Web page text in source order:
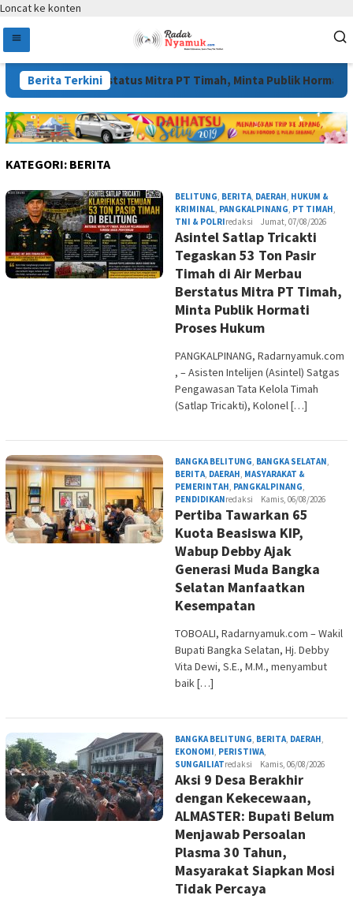
Loncat ke konten
Berita Terkini
Berstatus Mitra PT Timah, Minta Publik Hormati Proses
KATEGORI: BERITA
BELITUNG, BERITA, DAERAH, HUKUM &
KRIMINAL, PANGKALPINANG, PT TIMAH,
TNI & POLRIredaksi Jumat, 07/08/2026
Asintel Satlap Tricakti
Tegaskan 53 Ton Pasir
Timah di Air Merbau
Berstatus Mitra PT Timah,
Minta Publik Hormati
Proses Hukum
PANGKALPINANG, Radarnyamuk.com
, – Asisten Intelijen (Asintel) Satgas
Pengawasan Tata Kelola Timah
(Satlap Tricakti), Kolonel […]
BANGKA BELITUNG, BANGKA SELATAN,
BERITA, DAERAH, MASYARAKAT &
PEMERINTAH, PANGKALPINANG,
PENDIDIKANredaksi Kamis, 06/08/2026
Pertiba Tawarkan 65
Kuota Beasiswa KIP,
Wabup Debby Ajak
Generasi Muda Bangka
Selatan Manfaatkan
Kesempatan
TOBOALI, Radarnyamuk.com – Wakil
Bupati Bangka Selatan, Hj. Debby
Vita Dewi, S.E., M.M., menyambut
baik […]
BANGKA BELITUNG, BERITA, DAERAH,
EKONOMI, PERISTIWA,
SUNGAILIATredaksi Kamis, 06/08/2026
Aksi 9 Desa Berakhir
dengan Kekecewaan,
ALMASTER: Bupati Belum
Menjawab Persoalan
Plasma 30 Tahun,
Masyarakat Siapkan Mosi
Tidak Percaya